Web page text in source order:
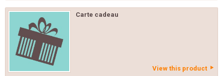
Carte cadeau
View this product